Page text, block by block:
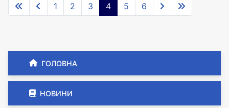
ГОЛОВНА
НОВИНИ
Математика
Асистент Грицак О.Є.
1 2 3 4 5 6